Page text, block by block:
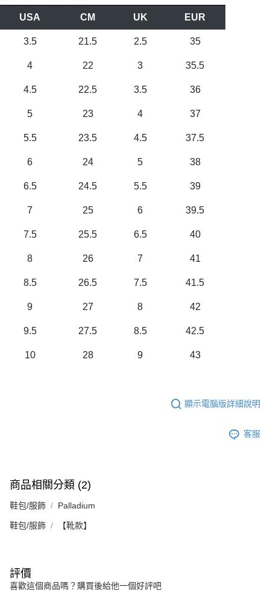
USA CM UK EUR
3.5 21.5 2.5 35
4 22 3 35.5
4.5 22.5 3.5 36
5 23 4 37
5.5 23.5 4.5 37.5
6 24 5 38
6.5 24.5 5.5 39
7 25 6 39.5
7.5 25.5 6.5 40
8 26 7 41
8.5 26.5 7.5 41.5
9 27 8 42
9.5 27.5 8.5 42.5
10 28 9 43
顯示電腦版詳細說明
客服
商品相關分類 (2)
鞋包/服飾 Palladium
鞋包/服飾 【靴款】
評價
喜歡這個商品嗎？購買後給他一個好評吧